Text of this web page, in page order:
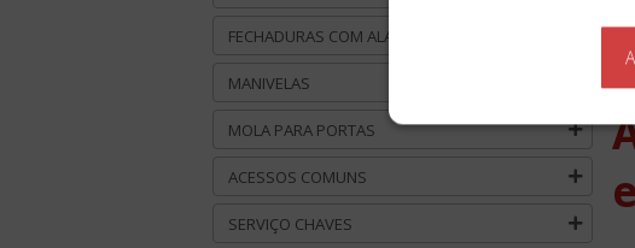
FECHADURAS COM ALARME INTEGRADA
MANIVELAS
MOLA PARA PORTAS
ACESSOS COMUNS
SERVIÇO CHAVES